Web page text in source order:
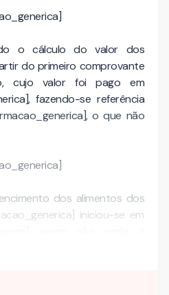
o cálculo do valor dos
do primeiro comprovante
cujo valor foi pago em
fazendo-se referência
o que não
dos alimentos dos
iniciou-se em